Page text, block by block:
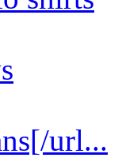
url...